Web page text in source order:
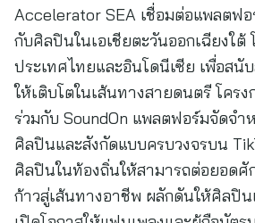
Accelerator SEA เชื่อมต่อแพลตฟ
กับศิลปินในเอเชียตะวันออกเฉียงใต้
ประเทศไทยและอินโดนีเซีย เพื่อส
ให้เติบโตในเส้นทางสายดนตรี โคร
ร่วมกับ SoundOn แพลตฟอร์มจัดจำ
ศิลปินและสังกัดแบบครบวงจรบน
ศิลปินในท้องถิ่นให้สามารถต่อยอด
ก้าวสู่เส้นทางอาชีพ ผลักดันให้ศิลปิ